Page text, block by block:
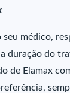
seu médico,
duração do
de Elamax